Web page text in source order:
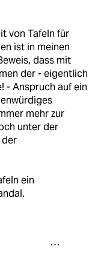
von Tafeln für
ist in meinen
dass mit
der - eigentlich
- Anspruch auf ein
mehr zur
unter der
ein